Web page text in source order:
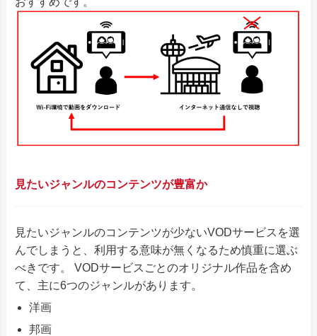
見たいジャンルのコンテンツが豊富か
見たいジャンルのコンテンツが少ないVODサービスを選
んでしまうと、利用する意味が無くなるため慎重に選ぶ
べきです。 VODサービスごとのオリジナル作品を含め
て、主に6つのジャンルがあります。
洋画
邦画